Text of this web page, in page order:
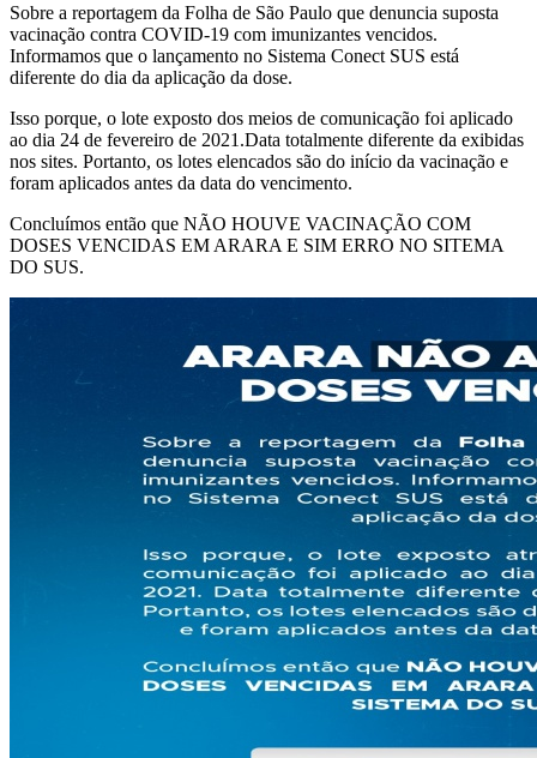
Sobre a reportagem da Folha de São Paulo que denuncia suposta
vacinação contra COVID-19 com imunizantes vencidos.
Informamos que o lançamento no Sistema Conect SUS está
diferente do dia da aplicação da dose.
Isso porque, o lote exposto dos meios de comunicação foi aplicado
ao dia 24 de fevereiro de 2021.Data totalmente diferente da exibidas
nos sites. Portanto, os lotes elencados são do início da vacinação e
foram aplicados antes da data do vencimento.
Concluímos então que NÃO HOUVE VACINAÇÃO COM
DOSES VENCIDAS EM ARARA E SIM ERRO NO SITEMA
DO SUS.